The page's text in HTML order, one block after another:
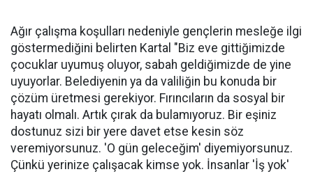
Ağır çalışma koşulları nedeniyle gençlerin mesleğe ilgi
göstermediğini belirten Kartal "Biz eve gittiğimizde
çocuklar uyumuş oluyor, sabah geldiğimizde de yine
uyuyorlar. Belediyenin ya da valiliğin bu konuda bir
çözüm üretmesi gerekiyor. Fırıncıların da sosyal bir
hayatı olmalı. Artık çırak da bulamıyoruz. Bir eşiniz
dostunuz sizi bir yere davet etse kesin söz
veremiyorsunuz. 'O gün geleceğim' diyemiyorsunuz.
Çünkü yerinize çalışacak kimse yok. İnsanlar 'İş yok'